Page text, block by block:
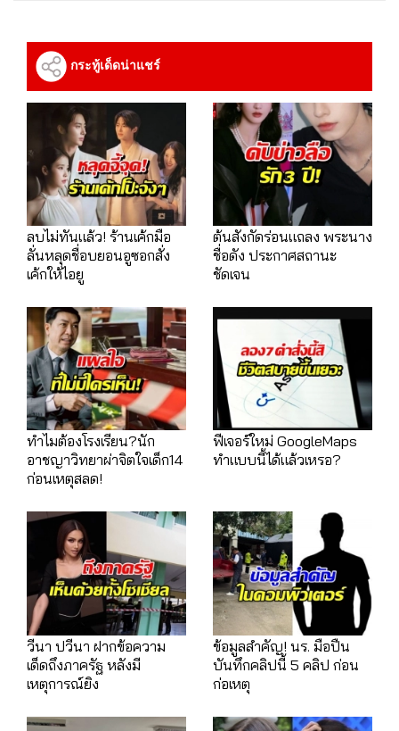
กระทู้เด็ดน่าแชร์
ลบไม่ทันแล้ว! ร้านเค้กมือ
ลั่นหลุดชื่อบยอนอูซอกสั่ง
เค้กให้ไอยู
ต้นสังกัดร่อนแถลง พระนาง
ชื่อดัง ประกาศสถานะ
ชัดเจน
ทำไมต้องโรงเรียน?นัก
อาชญาวิทยาผ่าจิตใจเด็ก14
ก่อนเหตุสลด!
ฟีเจอร์ใหม่ GoogleMaps
ทำแบบนี้ได้แล้วเหรอ?
วีนา ปวีนา ฝากข้อความ
เด็ดถึงภาครัฐ หลังมี
เหตุการณ์ยิง
ข้อมูลสำคัญ! นร. มือปืน
บันทึกคลิปนี้ 5 คลิป ก่อน
ก่อเหตุ